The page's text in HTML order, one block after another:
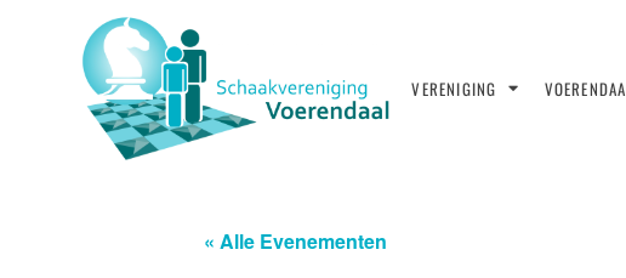
VERENIGING
« Alle Evenementen